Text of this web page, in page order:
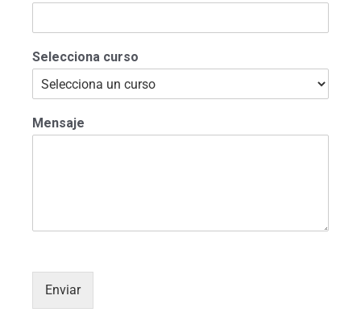
Selecciona curso
Mensaje
Enviar